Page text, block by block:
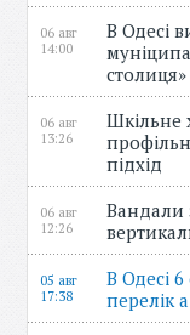
06 авг
14:00
В Одесі
столиця»
06 авг
13:26
Шкільне
підхід
06 авг
12:26
Вандали
05 авг
17:38
В Одесі
перелік